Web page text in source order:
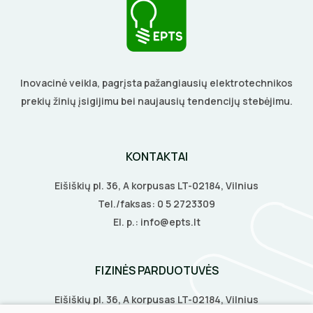
VENTILIATORIAI
EL. SKAMBUČIAI
BŪGNAI KABELIŲ VYNIOJIMUI
GULSČIUKAI
KALIMO ĮRANKIAI
ELEKTRINIAI ĮRANKIAI
ŽYMEKLIAI
Inovacinė veikla, pagrįsta pažangiausių elektrotechnikos
prekių žinių įsigijimu bei naujausių tendencijų stebėjimu.
KONTAKTAI
Eišiškių pl. 36, A korpusas LT-02184, Vilnius
Tel./faksas: 0 5 2723309
El. p.: info@epts.lt
FIZINĖS PARDUOTUVĖS
Eišiškių pl. 36, A korpusas LT-02184, Vilnius